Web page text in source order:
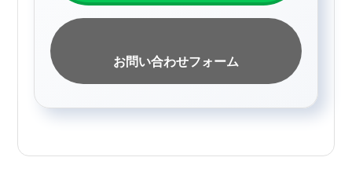
お問い合わせフォーム